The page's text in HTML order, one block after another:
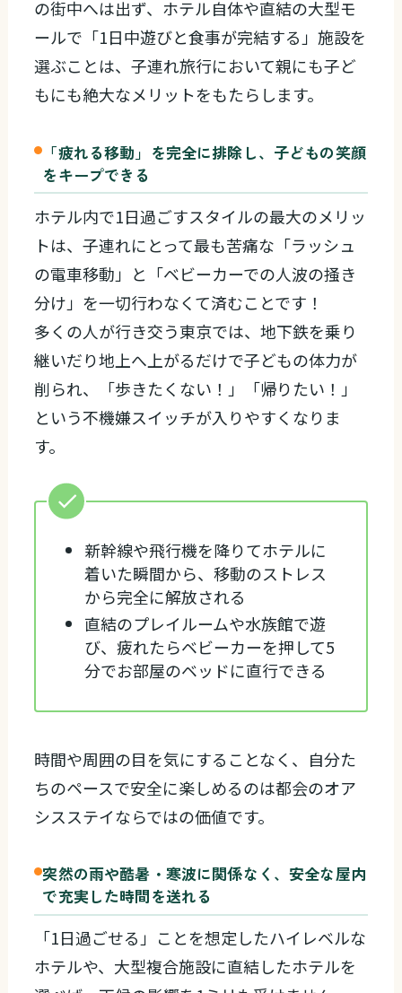
の街中へは出ず、ホテル自体や直結の大型モ
ールで「1日中遊びと食事が完結する」施設を
選ぶことは、子連れ旅行において親にも子ど
もにも絶大なメリットをもたらします。
「疲れる移動」を完全に排除し、子どもの笑顔
をキープできる
ホテル内で1日過ごすスタイルの最大のメリッ
トは、子連れにとって最も苦痛な「ラッシュ
の電車移動」と「ベビーカーでの人波の掻き
分け」を一切行わなくて済むことです！
多くの人が行き交う東京では、地下鉄を乗り
継いだり地上へ上がるだけで子どもの体力が
削られ、「歩きたくない！」「帰りたい！」
という不機嫌スイッチが入りやすくなりま
す。
新幹線や飛行機を降りてホテルに
着いた瞬間から、移動のストレス
から完全に解放される
直結のプレイルームや水族館で遊
び、疲れたらベビーカーを押して5
分でお部屋のベッドに直行できる
時間や周囲の目を気にすることなく、自分た
ちのペースで安全に楽しめるのは都会のオア
シスステイならではの価値です。
突然の雨や酷暑・寒波に関係なく、安全な屋内
で充実した時間を送れる
「1日過ごせる」ことを想定したハイレベルな
ホテルや、大型複合施設に直結したホテルを